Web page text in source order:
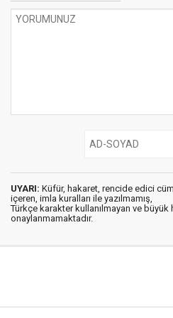
UYARI: Küfür, hakaret, rencide edici
içeren, imla kuralları ile yazılmamış,
Türkçe karakter kullanılmayan ve büyük
onaylanmamaktadır.